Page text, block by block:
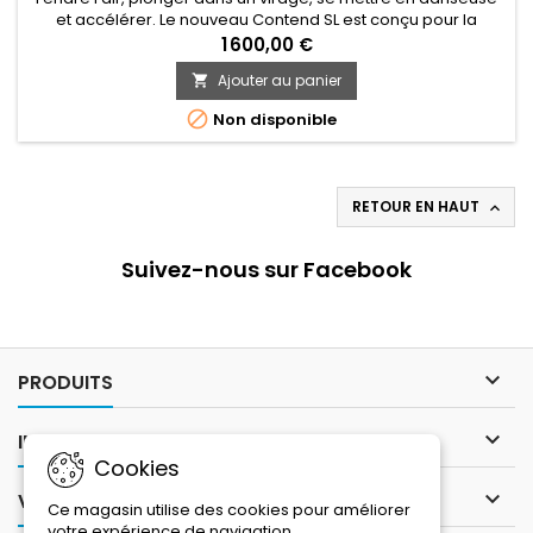
et accélérer. Le nouveau Contend SL est conçu pour la
vitesse. Maniable, vif et confortable, il vous pousse à rouler
plus fort, aller plus vite et rechercher cette sensation à
chaque sortie.
1 600,00 €
 Ajouter au panier
 Non disponible
RETOUR EN HAUT 
Suivez-nous sur Facebook
PRODUITS 
INFORMATIONS 
VOTRE COMPTE 
Cookies
Ce magasin utilise des cookies pour améliorer